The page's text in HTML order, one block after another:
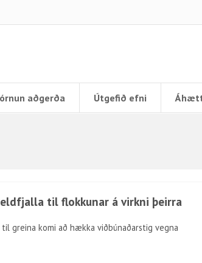
aðgerða Útgefið efni
til flokkunar á virkni þeirra
greina komi að hækka viðbúnaðarstig vegna